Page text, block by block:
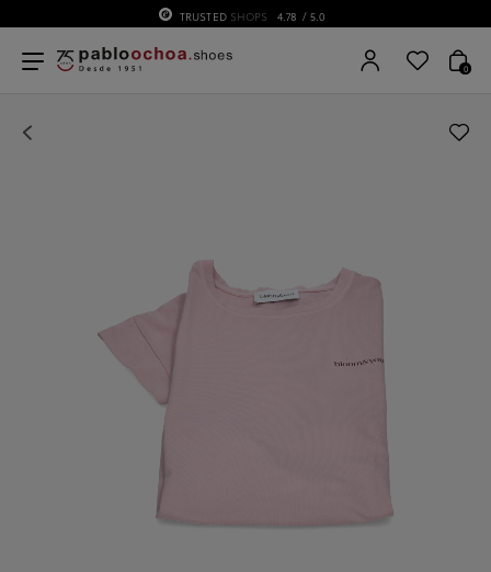
TRUSTED SHOPS 4.78 / 5.0
0